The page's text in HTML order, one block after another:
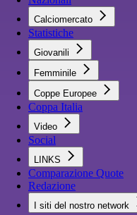
Calciomercato
Statistiche
Giovanili
Femminile
Coppe Europee
Coppa Italia
Video
Social
LINKS
Comparazione Quote
Redazione
I siti del nostro network